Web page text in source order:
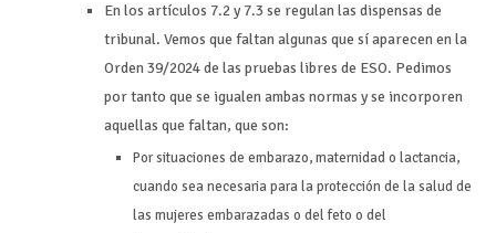
En los artículos 7.2 y 7.3 se regulan las dispensas de
tribunal. Vemos que faltan algunas que sí aparecen en la
Orden 39/2024 de las pruebas libres de ESO. Pedimos
por tanto que se igualen ambas normas y se incorporen
aquellas que faltan, que son:
Por situaciones de embarazo, maternidad o lactancia,
cuando sea necesaria para la protección de la salud de
las mujeres embarazadas o del feto o del